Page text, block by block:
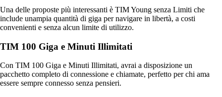
Una delle proposte più interessanti è TIM Young senza Limiti che
include unampia quantità di giga per navigare in libertà, a costi
convenienti e senza alcun limite di utilizzo.
TIM 100 Giga e Minuti Illimitati
Con TIM 100 Giga e Minuti Illimitati, avrai a disposizione un
pacchetto completo di connessione e chiamate, perfetto per chi ama
essere sempre connesso senza pensieri.